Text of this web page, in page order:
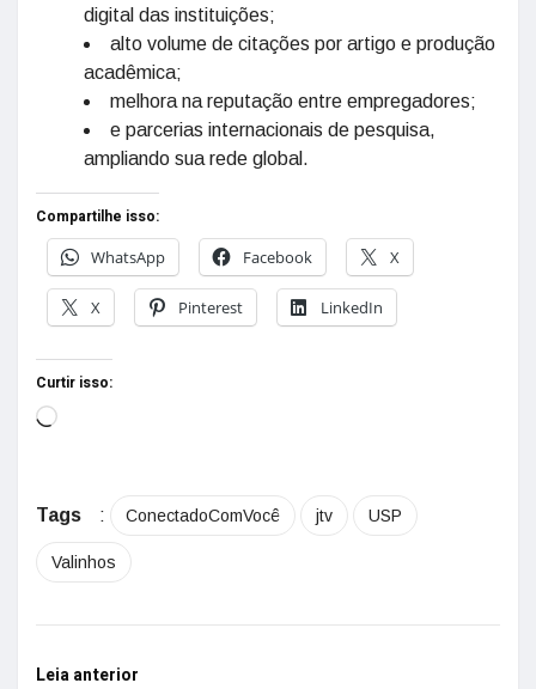
digital das instituições;
alto volume de citações por artigo e produção
acadêmica;
melhora na reputação entre empregadores;
e parcerias internacionais de pesquisa,
ampliando sua rede global.
Compartilhe isso:
WhatsApp
Facebook X
X Pinterest LinkedIn
Curtir isso:
Tags : ConectadoComVocê jtv USP
Valinhos
Leia anterior